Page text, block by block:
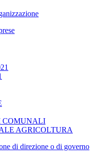
COMUNALI
AGRICOLTURA
di direzione o di governo